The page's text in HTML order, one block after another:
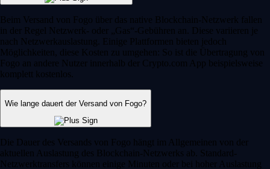
Beim Versand von Fogo über das native Blockchain-Netzwerk fallen
in der Regel Netzwerk- oder „Gas“-Gebühren an. Diese variieren je
nach Netzwerkauslastung. Einige Plattformen bieten jedoch
Möglichkeiten, diese Kosten zu umgehen: So ist die Übertragung von
Fogo an andere Nutzer innerhalb der Crypto.com App beispielsweise
komplett kostenlos.
Wie lange dauert der Versand von Fogo?
Die Dauer des Versands von Fogo hängt im Allgemeinen von der
aktuellen Auslastung des Blockchain-Netzwerks ab. Standard-
Netzwerktransfers können einige Minuten oder bei hoher Auslastung